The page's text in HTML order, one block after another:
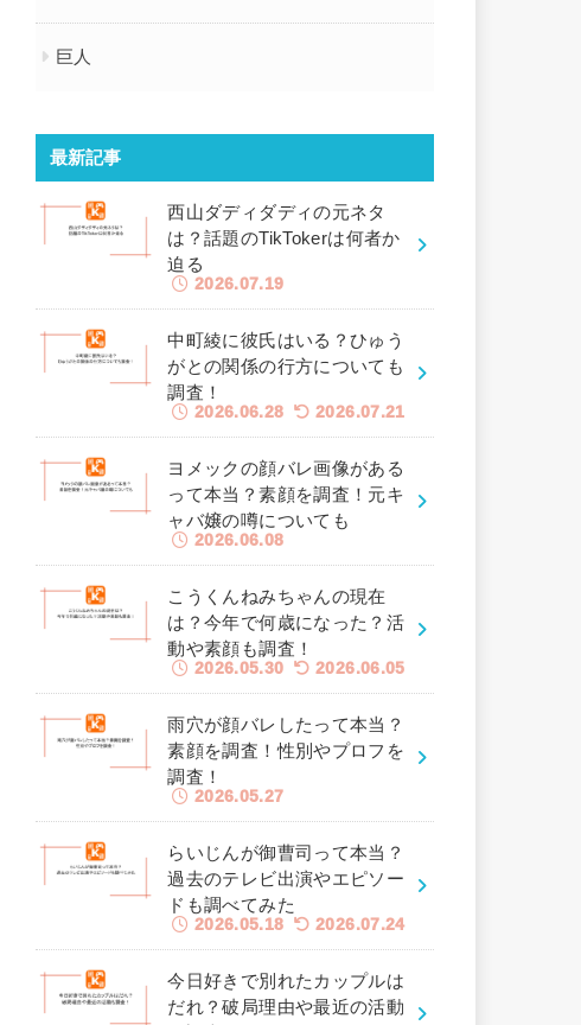
巨人
最新記事
西山ダディダディの元ネタ
は？話題のTikTokerは何者か
迫る
2026.07.19
中町綾に彼氏はいる？ひゅう
がとの関係の行方についても
調査！
2026.06.28 2026.07.21
ヨメックの顔バレ画像がある
って本当？素顔を調査！元キ
ャバ嬢の噂についても
2026.06.08
こうくんねみちゃんの現在
は？今年で何歳になった？活
動や素顔も調査！
2026.05.30 2026.06.05
雨穴が顔バレしたって本当？
素顔を調査！性別やプロフを
調査！
2026.05.27
らいじんが御曹司って本当？
過去のテレビ出演やエピソー
ドも調べてみた
2026.05.18 2026.07.24
今日好きで別れたカップルは
だれ？破局理由や最近の活動